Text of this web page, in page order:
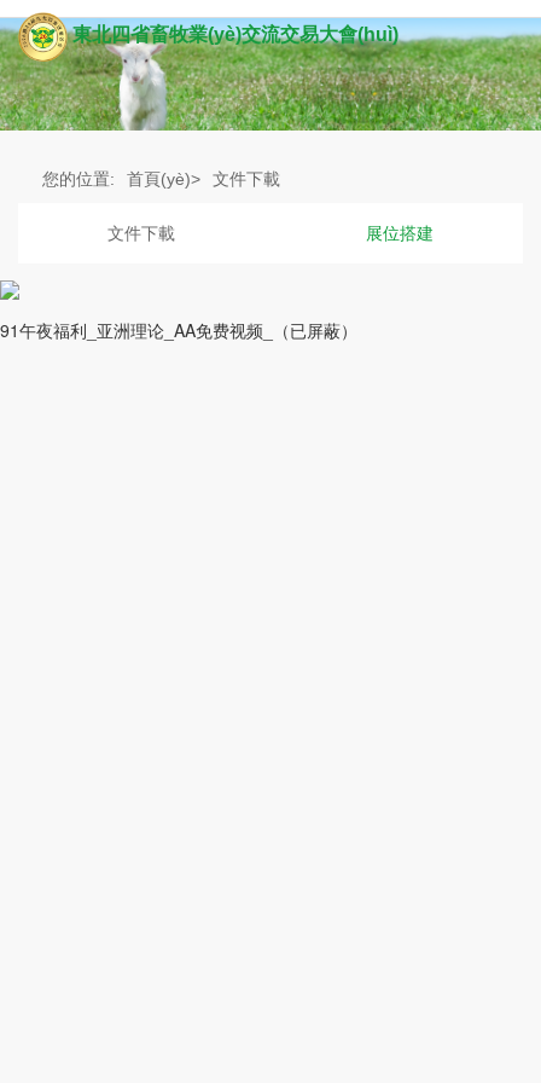
東北四省畜牧業(yè)交流交易大會(huì)
您的位置: 首頁(yè)> 文件下載
文件下載 展位搭建
91午夜福利_亚洲理论_AA免费视频_（已屏蔽）